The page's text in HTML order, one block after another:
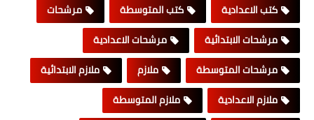
كتب الاعدادية
كتب المتوسطة
مرشحات
مرشحات الابتدائية
مرشحات الاعدادية
مرشحات المتوسطة
ملازم
ملازم الابتدائية
ملازم الاعدادية
ملازم المتوسطة